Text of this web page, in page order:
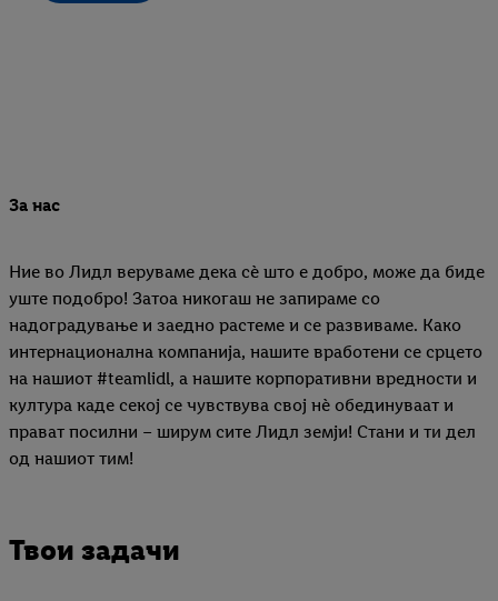
За нас
Ние во Лидл веруваме дека сѐ што е добро, може да биде
уште подобро! Затоа никогаш не запираме со
надоградување и заедно растеме и се развиваме. Како
интернационална компанија, нашите вработени се срцето
на нашиот #teamlidl, а нашите корпоративни вредности и
култура каде секој се чувствува свој нѐ обединуваат и
прават посилни – ширум сите Лидл земји! Стани и ти дел
од нашиот тим!
Твои задачи